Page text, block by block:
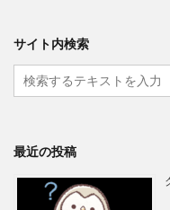
サイト内検索
最近の投稿